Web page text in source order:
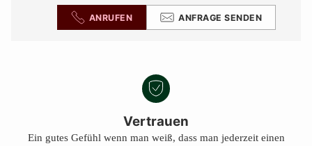
ANRUFEN ANFRAGE SENDEN
Vertrauen
Ein gutes Gefühl wenn man weiß, dass man jederzeit einen